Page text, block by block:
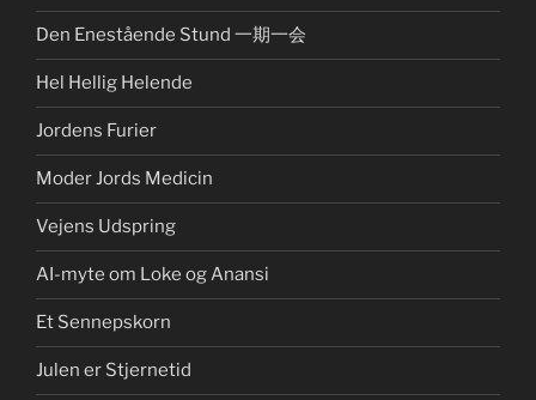
Den Enestående Stund 一期一会
Hel Hellig Helende
Jordens Furier
Moder Jords Medicin
Vejens Udspring
AI-myte om Loke og Anansi
Et Sennepskorn
Julen er Stjernetid